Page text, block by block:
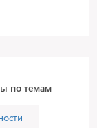
по темам